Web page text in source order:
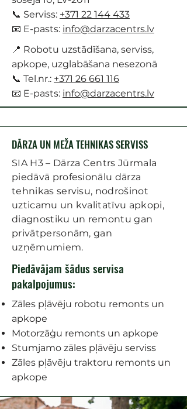
📞 Serviss: +371 22 144 433
📧 E-pasts: info@darzacentrs.lv
📍 Robotu uzstādīšana, serviss,
apkope, uzglabāšana nesezonā
📞 Tel.nr.: +371 26 661 116
📧 E-pasts: info@darzacentrs.lv
DĀRZA UN MEŽA TEHNIKAS SERVISS
SIA H3 – Dārza Centrs Jūrmala
piedāvā profesionālu dārza
tehnikas servisu, nodrošinot
uzticamu un kvalitatīvu apkopi,
diagnostiku un remontu gan
privātpersonām, gan
uzņēmumiem.
Piedāvājam šādus servisa
pakalpojumus:​
Zāles pļāvēju robotu remonts un
apkope
Motorzāģu remonts un apkope
Stumjamo zāles pļāvēju serviss
Zāles pļāvēju traktoru remonts un
apkope